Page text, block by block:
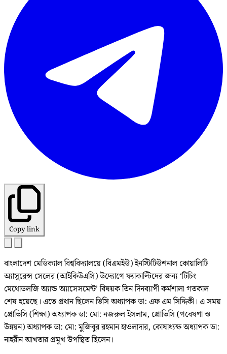
Copy link
বাংলাদেশ মেডিক্যাল বিশ্ববিদ্যালয়ে (বিএমইউ) ইনস্টিটিউশনাল কোয়ালিটি
অ্যাসুরেন্স সেলের (আইকিউএসি) উদ্যোগে ফ্যাকাল্টিদের জন্য ‘টিচিং
মেথোডলজি অ্যান্ড অ্যাসেসমেন্ট’ বিষয়ক তিন দিনব্যাপী কর্মশালা গতকাল
শেষ হয়েছে। এতে প্রধান ছিলেন ভিসি অধ্যাপক ডা: এফ এম সিদ্দিকী। এ সময়
প্রোভিসি (শিক্ষা) অধ্যাপক ডা: মো: নজরুল ইসলাম, প্রোভিসি (গবেষণা ও
উন্নয়ন) অধ্যাপক ডা: মো: মুজিবুর রহমান হাওলাদার, কোষাধ্যক্ষ অধ্যাপক ডা:
নাহরীন আখতার প্রমুখ উপস্থিত ছিলেন।